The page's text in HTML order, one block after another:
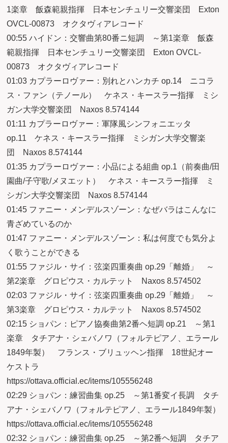
1楽章 飯森範親指揮 日本センチュリー交響楽団 Exton
OVCL-00873 オクタヴィアレコード
00:55 ハイドン：交響曲第80番ニ短調 ～第1楽章 飯森
範親指揮 日本センチュリー交響楽団 Exton OVCL-
00873 オクタヴィアレコード
01:03 カプラーロヴァー：別れとハンカチ op.14 ニコラ
ス・ファン（テノール） ケネス・キースラー指揮 ミシ
ガン大学交響楽団 Naxos 8.574144
01:11 カプラーロヴァー：軍隊風シンフォニエッタ
op.11 ケネス・キースラー指揮 ミシガン大学交響楽
団 Naxos 8.574144
01:35 カプラーロヴァー：小品による組曲 op.1（前奏曲/田
園曲/子守歌/メヌエット） ケネス・キースラー指揮 ミ
シガン大学交響楽団 Naxos 8.574144
01:45 ファニー・メンデルスゾーン：なぜバラはこんなに
青ざめているのか
01:47 ファニー・メンデルスゾーン：私は何度でも気分よ
く歌うことができる
01:55 ファジル・サイ：弦楽四重奏曲 op.29「離婚」 ～
第2楽章 グロピウス・カルテット Naxos 8.574502
02:03 ファジル・サイ：弦楽四重奏曲 op.29「離婚」 ～
第3楽章 グロピウス・カルテット Naxos 8.574502
02:15 ショパン：ピアノ協奏曲第2番ヘ短調 op.21 ～第1
楽章 タチアナ・シェバノワ（フォルテピアノ、エラール
1849年製） フランス・ブリュッヘン指揮 18世紀オー
ケストラ
https://ottava.official.ec/items/105556248
02:29 ショパン：練習曲集 op.25 ～第1番変イ長調 タチ
アナ・シェバノワ（フォルテピアノ、エラール1849年製）
https://ottava.official.ec/items/105556248
02:32 ショパン：練習曲集 op.25 ～第2番ヘ短調 タチア